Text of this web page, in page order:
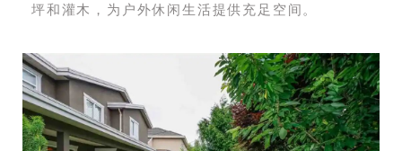
坪和灌木，为户外休闲生活提供充足空间。